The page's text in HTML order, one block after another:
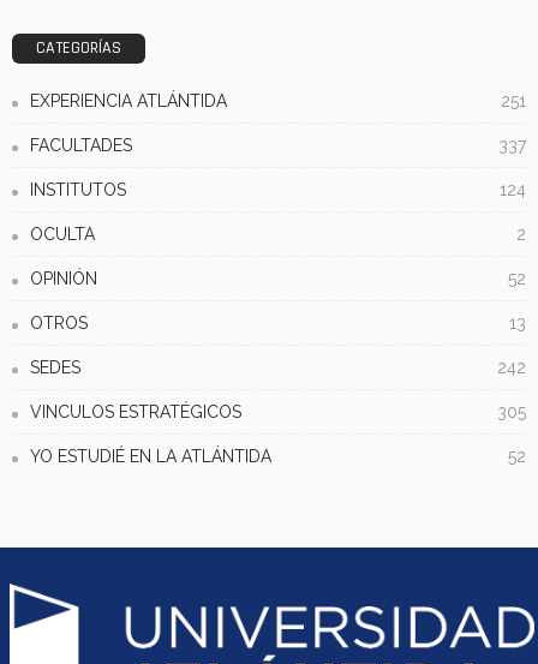
CATEGORÍAS
EXPERIENCIA ATLÁNTIDA 251
FACULTADES 337
INSTITUTOS 124
OCULTA 2
OPINIÓN 52
OTROS 13
SEDES 242
VINCULOS ESTRATÉGICOS 305
YO ESTUDIÉ EN LA ATLÁNTIDA 52